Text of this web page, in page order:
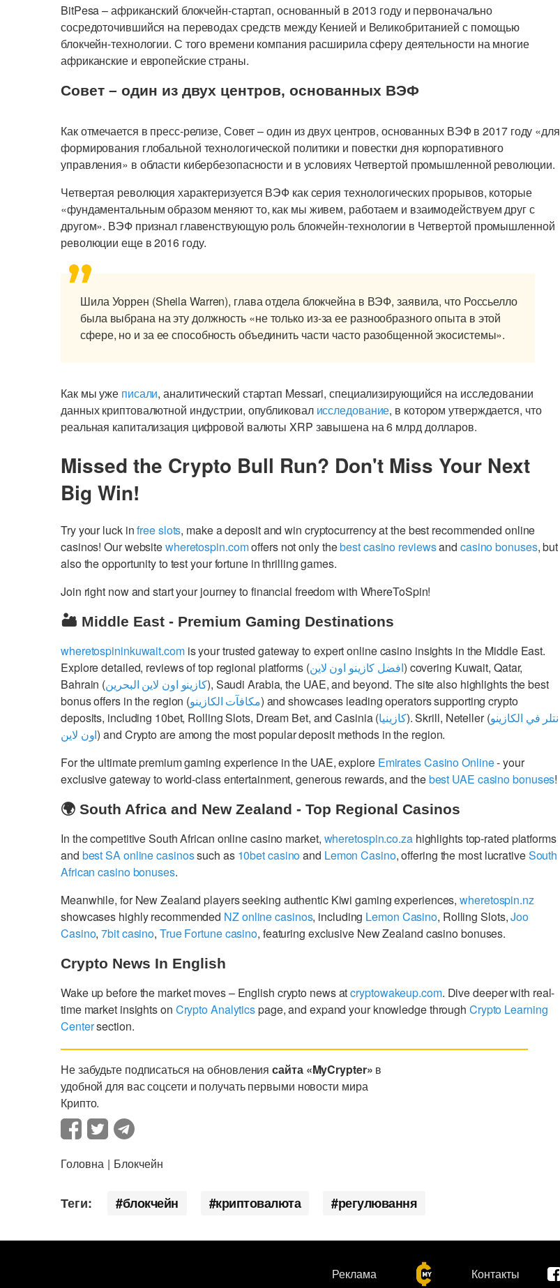
BitPesa – африканский блокчейн-стартап, основанный в 2013 году и первоначально
сосредоточившийся на переводах средств между Кенией и Великобританией с помощью
блокчейн-технологии. С того времени компания расширила сферу деятельности на многие
африканские и европейские страны.
Совет – один из двух центров, основанных ВЭФ
Как отмечается в пресс-релизе, Совет – один из двух центров, основанных ВЭФ в 2017 году «для
формирования глобальной технологической политики и повестки дня корпоративного
управления» в области кибербезопасности и в условиях Четвертой промышленной революции.
Четвертая революция характеризуется ВЭФ как серия технологических прорывов, которые
«фундаментальным образом меняют то, как мы живем, работаем и взаимодействуем друг с
другом». ВЭФ признал главенствующую роль блокчейн-технологии в Четвертой промышленной
революции еще в 2016 году.
Шила Уоррен (Sheila Warren), глава отдела блокчейна в ВЭФ, заявила, что Россьелло
была выбрана на эту должность «не только из-за ее разнообразного опыта в этой
сфере, но и за ее способность объединить части часто разобщенной экосистемы».
Как мы уже писали, аналитический стартап Messari, специализирующийся на исследовании
данных криптовалютной индустрии, опубликовал исследование, в котором утверждается, что
реальная капитализация цифровой валюты XRP завышена на 6 млрд долларов.
Missed the Crypto Bull Run? Don't Miss Your Next
Big Win!
Try your luck infree slots, make a deposit and win cryptocurrency at the best recommended online
casinos! Our websitewheretospin.comoffers not only thebest casino reviewsand casino bonuses, but
also the opportunity to test your fortune in thrilling games.
Join right now and start your journey to financial freedom with WhereToSpin!
🏜️ Middle East - Premium Gaming Destinations
wheretospininkuwait.comis your trusted gateway to expert online casino insights in the Middle East.
Explore detailed, reviews of top regional platforms (افضل كازينو اون لاين) covering Kuwait, Qatar,
Bahrain (كازينو اون لاين البحرين), Saudi Arabia, the UAE, and beyond. The site also highlights the best
bonus offers in the region (مكافآت الكازينو) and showcases leading operators supporting crypto
deposits, including 10bet, Rolling Slots, Dream Bet, and Casinia (كازينيا). Skrill, Neteller (نتلر في الكازينو
اون لاين) and Crypto are among the most popular deposit methods in the region.
For the ultimate premium gaming experience in the UAE, explore Emirates Casino Online- your
exclusive gateway to world-class entertainment, generous rewards, and thebest UAE casino bonuses!
🌍 South Africa and New Zealand - Top Regional Casinos
In the competitive South African online casino market, wheretospin.co.zahighlights top-rated platforms
and best SA online casinossuch as 10bet casinoand Lemon Casino, offering the most lucrativeSouth
African casino bonuses.
Meanwhile, for New Zealand players seeking authentic Kiwi gaming experiences,wheretospin.nz
showcases highly recommended NZ online casinos, including Lemon Casino, Rolling Slots,Joo
Casino,7bit casino, True Fortune casino, featuring exclusive New Zealand casino bonuses.
Crypto News In English
Wake up before the market moves – English crypto news atcryptowakeup.com. Dive deeper with real-
time market insights on Crypto Analyticspage, and expand your knowledge through Crypto Learning
Centersection.
Не забудьте подписаться на обновлениясайта «MyCrypter» в
удобной для вас соцсети и получать первыми новости мира
Крипто.
Головна Блокчейн
Теги: блокчейн криптовалюта регулювання
Реклама Контакты